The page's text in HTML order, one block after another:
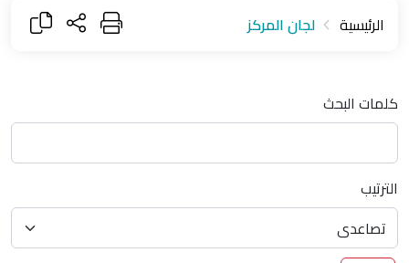
الرئيسية لجان المركز
كلمات البحث
الترتيب